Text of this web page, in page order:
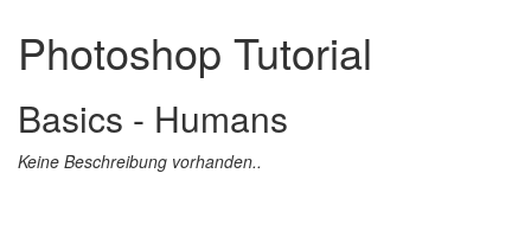
Photoshop Tutorial
Basics - Humans
Keine Beschreibung vorhanden..